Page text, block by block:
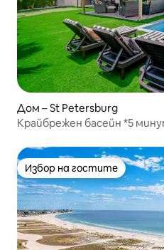
Дом – St Petersburg
Крайбрежен басейн *5
Избор на гостите
Избор на гостите